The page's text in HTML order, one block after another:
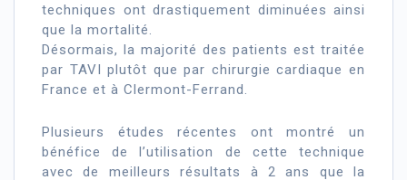
techniques ont drastiquement diminuées ainsi
que la mortalité.
Désormais, la majorité des patients est traitée
par TAVI plutôt que par chirurgie cardiaque en
France et à Clermont-Ferrand.
Plusieurs études récentes ont montré un
bénéfice de l’utilisation de cette technique
avec de meilleurs résultats à 2 ans que la